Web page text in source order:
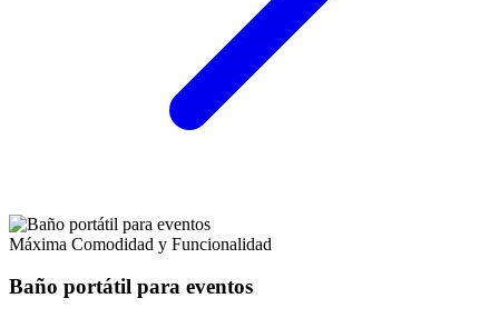
Máxima Comodidad y Funcionalidad
Baño portátil para eventos